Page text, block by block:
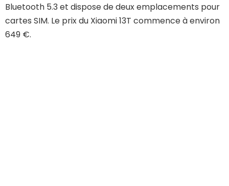
Bluetooth 5.3 et dispose de deux emplacements pour
cartes SIM. Le prix du Xiaomi 13T commence à environ
649 €.